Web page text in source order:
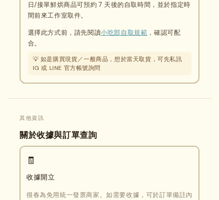
日/接單鮮烘商品可預約 7 天後的自取時間，並於指定時
間前來工作室取件。
選擇此方式前，請先閱讀小吃部自取規範 ，確認可配
合。
💡 如是購買現貨／一般商品，想於當天取貨，可先私訊
IG 或 LINE 官方帳號詢問
其他資訊
關於收據與訂單查詢
🧾
收據開立
很春為免用統一發票商家。如需要收據，可於訂單備註內